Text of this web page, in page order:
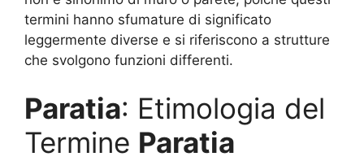
termini hanno sfumature di significato
leggermente diverse e si riferiscono a strutture
che svolgono funzioni differenti.
Paratia: Etimologia del
Termine Paratia